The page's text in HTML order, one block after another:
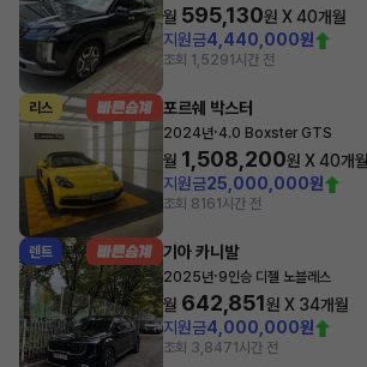
월 595,130원 X40개월
지원금4,440,000원
조회 1,5291시간 전
리스 포르쉐 박스터
2024년·4.0 Boxster GTS
월 1,508,200원 X40개월
지원금25,000,000원
조회 8161시간 전
렌트 기아 카니발
2025년·9인승 디젤 노블레스
월 642,851원 X 34개월
지원금4,000,000원
조회 3,8471시간 전